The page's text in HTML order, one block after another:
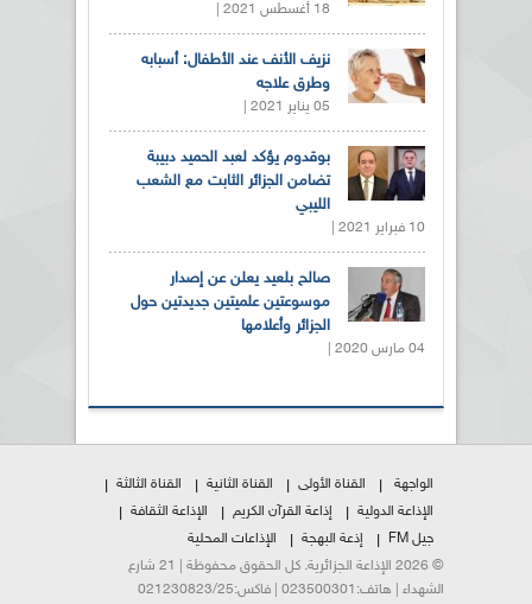
18 أغسطس 2021 |
نزيف الأنف عند الأطفال: أسبابه
وطرق علاجه
05 يناير 2021 |
بوقدوم يؤكد لعبد الحميد دبيبة
تضامن الجزائر الثابت مع الشعب
الليبي
10 فبراير 2021 |
صالح بلعيد يعلن عن إصدار
موسوعتين علميتين جديدتين حول
الجزائر وأعلامها
04 مارس 2020 |
الواجهة القناة الأولى القناة الثانية
القناة الثالثة
الإذاعة الدولية
إذاعة القرآن الكريم
الإذاعة الثقافة
جيل FM
إذعة البهجة
الإذاعات المحلية
© 2026 الإذاعة الجزائرية. كل الحقوق محفوظة | 21 شارع
الشهداء | هاتف:023500301 | فاكس:021230823/25